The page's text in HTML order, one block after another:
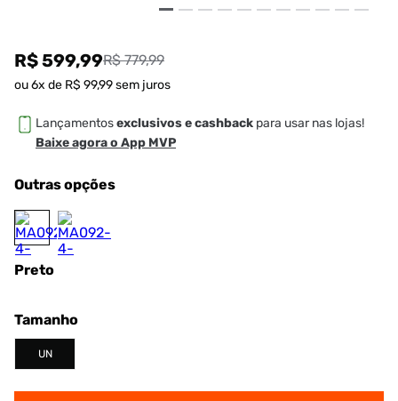
R$ 599,99R$ 779,99
ou6x de R$ 99,99sem juros
Lançamentosexclusivos e cashback para usar nas lojas!
Baixe agora o App MVP
Outras opções
Preto
Tamanho
UN